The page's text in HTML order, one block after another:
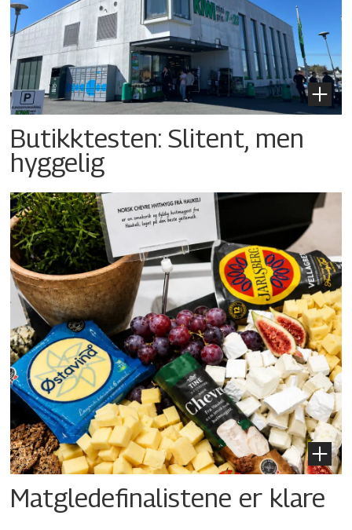
Butikktesten: Slitent, men
hyggelig
Matgledefinalistene er klare